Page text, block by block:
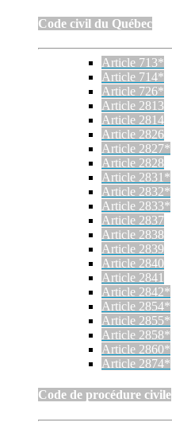
Code civil du Québec
Article 713*
Article 714*
Article 726*
Article 2813
Article 2814
Article 2826
Article 2827*
Article 2828
Article 2831*
Article 2832*
Article 2833*
Article 2837
Article 2838
Article 2839
Article 2840
Article 2841
Article 2842*
Article 2854*
Article 2855*
Article 2858*
Article 2860*
Article 2874*
Code de procédure civile